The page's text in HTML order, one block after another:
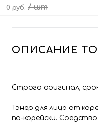
0 руб./ шт
ОПИСАНИЕ
Строго оригинал,
Тонер для лица от
по-корейски.